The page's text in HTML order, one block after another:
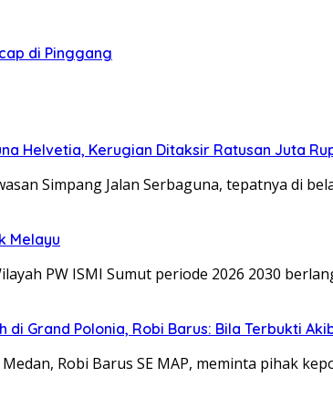
di Pinggang
Helvetia, Kerugian Ditaksir Ratusan Juta
Simpang Jalan Serbaguna, tepatnya di
Melayu
PW ISMI Sumut periode 2026 2030
di Grand Polonia, Robi Barus: Bila Terbukti
Robi Barus SE MAP, meminta pihak